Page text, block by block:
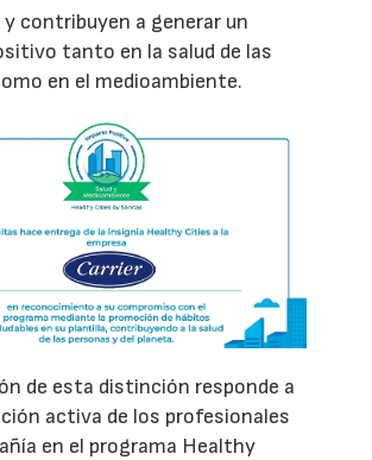
y contribuyen a generar un
tanto en la salud de las
en el medioambiente.
de esta distinción responde a
activa de los profesionales
en el programa Healthy